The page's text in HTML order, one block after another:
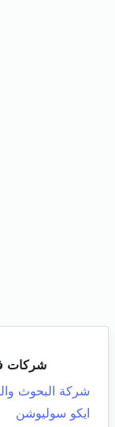
شركات
شركة البحوث
ايكو سوليوشن